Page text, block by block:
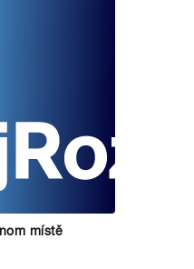
místě